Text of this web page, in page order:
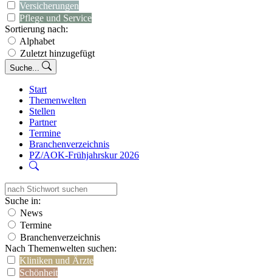
Versicherungen
Pflege und Service
Sortierung nach:
Alphabet
Zuletzt hinzugefügt
Suche...
Start
Themenwelten
Stellen
Partner
Termine
Branchenverzeichnis
PZ/AOK-Frühjahrskur 2026
Suche in:
News
Termine
Branchenverzeichnis
Nach Themenwelten suchen:
Kliniken und Ärzte
Schönheit